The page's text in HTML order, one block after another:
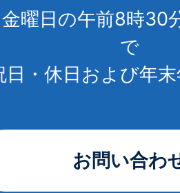
曜日の午前8時30
で
日・休日および年
お問い合わ